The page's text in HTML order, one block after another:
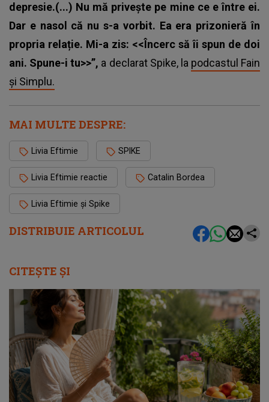
DISTRIBUIE ARTICOLUL
depresie.(...) Nu mă privește pe mine ce e între ei.
Dar e nasol că nu s-a vorbit. Ea era prizonieră în
propria relație. Mi-a zis: <<Încerc să îi spun de doi
ani. Spune-i tu>>”, a declarat Spike, la podcastul Fain
și Simplu.
MAI MULTE DESPRE:
Livia Eftimie SPIKE
Livia Eftimie reactie Catalin Bordea
Livia Eftimie și Spike
CITEȘTE ȘI